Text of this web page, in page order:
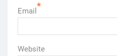
Email *
Website